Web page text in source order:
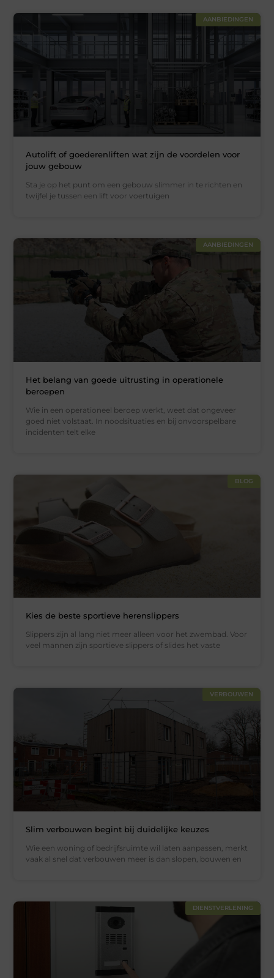
AANBIEDINGEN
Autolift of goederenliften wat zijn de voordelen voor
jouw gebouw
Sta je op het punt om een gebouw slimmer in te richten en
twijfel je tussen een lift voor voertuigen
AANBIEDINGEN
Het belang van goede uitrusting in operationele
beroepen
Wie in een operationeel beroep werkt, weet dat ongeveer
goed niet volstaat. In noodsituaties en bij onvoorspelbare
incidenten telt elke
BLOG
Kies de beste sportieve herenslippers
Slippers zijn al lang niet meer alleen voor het zwembad. Voor
veel mannen zijn sportieve slippers of slides het vaste
VERBOUWEN
Slim verbouwen begint bij duidelijke keuzes
Wie een woning of bedrijfsruimte wil laten aanpassen, merkt
vaak al snel dat verbouwen meer is dan slopen, bouwen en
DIENSTVERLENING